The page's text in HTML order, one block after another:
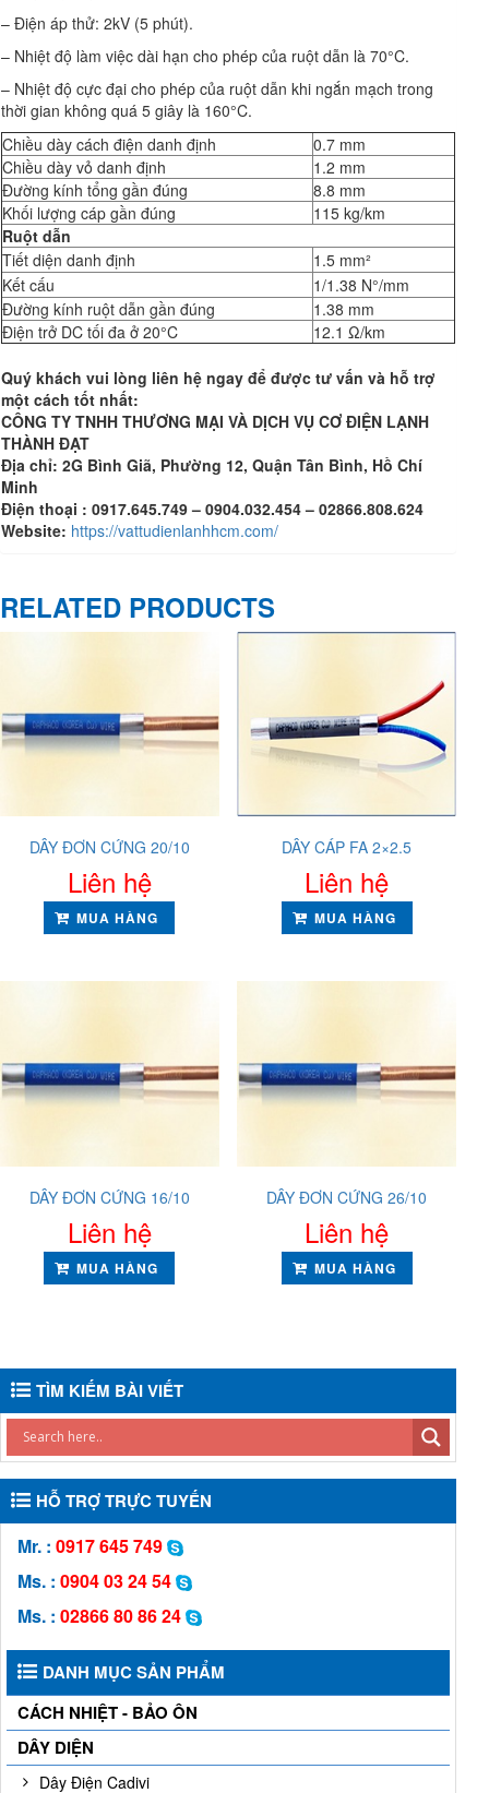
– Điện áp thử: 2kV (5 phút).
– Nhiệt độ làm việc dài hạn cho phép của ruột dẫn là 70°C.
– Nhiệt độ cực đại cho phép của ruột dẫn khi ngắn mạch trong
thời gian không quá 5 giây là 160°C.
Chiều dày cách điện danh định
0.7 mm
Chiều dày vỏ danh định
1.2 mm
Đường kính tổng gần đúng
8.8 mm
Khối lượng cáp gần đúng
115 kg/km
Ruột dẫn
Tiết diện danh định
1.5 mm²
Kết cấu
1/1.38 N°/mm
Đường kính ruột dẫn gần đúng
1.38 mm
Điện trở DC tối đa ở 20°C
12.1 Ω/km
Quý khách vui lòng liên hệ ngay để được tư vấn và hỗ trợ
một cách tốt nhất:
CÔNG TY TNHH THƯƠNG MẠI VÀ DỊCH VỤ CƠ ĐIỆN LẠNH
THÀNH ĐẠT
Địa chỉ: 2G Bình Giã, Phường 12, Quận Tân Bình, Hồ Chí
Minh
Điện thoại : 0917.645.749 – 0904.032.454 – 02866.808.624
Website: https://vattudienlanhhcm.com/
RELATED PRODUCTS
DÂY ĐƠN CỨNG 20/10
Liên hệ
MUA HÀNG
DÂY CÁP FA 2×2.5
Liên hệ
MUA HÀNG
DÂY ĐƠN CỨNG 16/10
Liên hệ
MUA HÀNG
DÂY ĐƠN CỨNG 26/10
Liên hệ
MUA HÀNG
TÌM KIẾM BÀI VIẾT
HỖ TRỢ TRỰC TUYẾN
Mr. : 0917 645 749
Ms. : 0904 03 24 54
Ms. : 02866 80 86 24
DANH MỤC SẢN PHẨM
CÁCH NHIỆT - BẢO ÔN
DÂY DIỆN
Dây Điện Cadivi